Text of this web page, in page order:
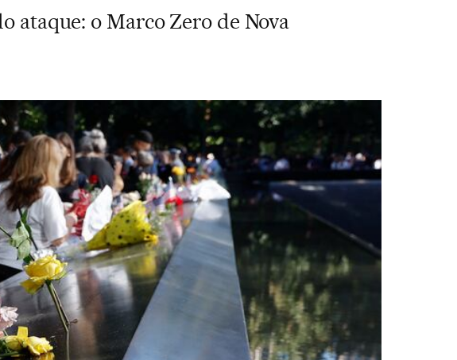
ataque: o Marco Zero de Nova